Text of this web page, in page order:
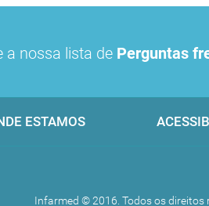
a nossa lista de Perguntas
ESTAMOS
Infarmed © 2016. Todos os direitos